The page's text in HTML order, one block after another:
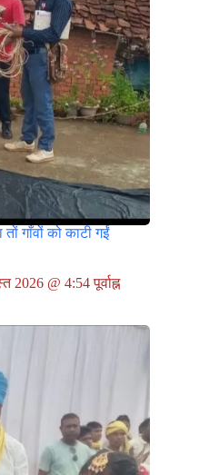
गाँवों को काटी गईं
2026 @ 4:54 पूर्वाह्न